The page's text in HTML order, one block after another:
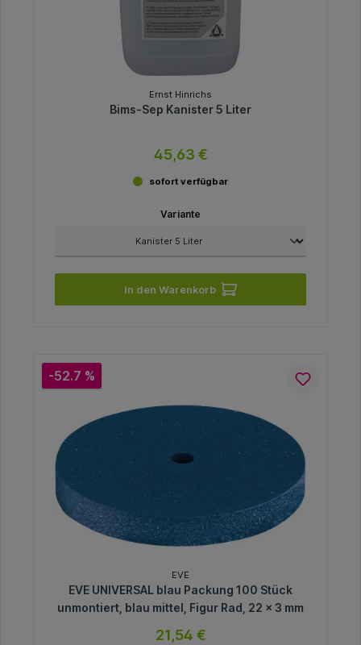
Ernst Hinrichs
Bims-Sep Kanister 5 Liter
45,63 €
sofort verfügbar
Variante
In den Warenkorb
-52.7 %
EVE
EVE UNIVERSAL blau Packung 100 Stück
unmontiert, blau mittel, Figur Rad, 22 x 3 mm
21,54 €